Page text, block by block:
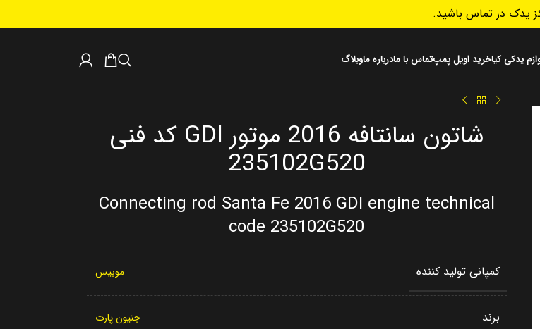
یدک در تماس باشید.
یدکی کیاخرید اویل پمپتماس با مادرباره ماوبلاگ
شاتون سانتافه 2016 موتور GDI کد فنی
235102G520
Connecting rod Santa Fe 2016 GDI engine technical
code 235102G520
کمپانی تولید کننده موبیس
برند جنیون پارت